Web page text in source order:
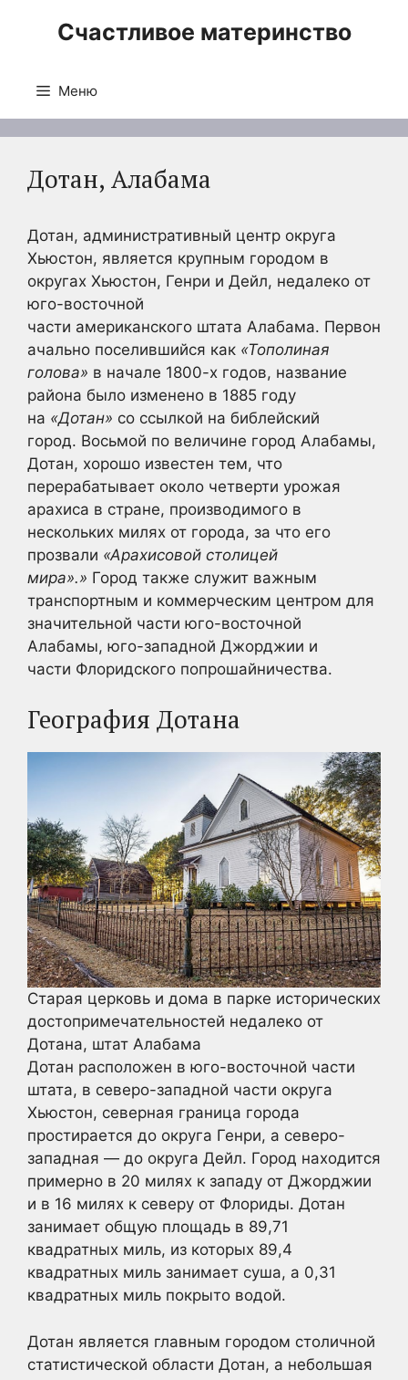
Счастливое материнство
Меню
Дотан, Алабама
Дотан, административный центр округа
Хьюстон, является крупным городом в
округах Хьюстон, Генри и Дейл, недалеко от
юго-восточной
части американского штата Алабама. Первон
ачально поселившийся как «Тополиная
голова» в начале 1800-х годов, название
района было изменено в 1885 году
на «Дотан» со ссылкой на библейский
город. Восьмой по величине город Алабамы,
Дотан, хорошо известен тем, что
перерабатывает около четверти урожая
арахиса в стране, производимого в
нескольких милях от города, за что его
прозвали «Арахисовой столицей
мира».» Город также служит важным
транспортным и коммерческим центром для
значительной части юго-восточной
Алабамы, юго-западной Джорджии и
части Флоридского попрошайничества.
География Дотана
Старая церковь и дома в парке исторических
достопримечательностей недалеко от
Дотана, штат Алабама
Дотан расположен в юго-восточной части
штата, в северо-западной части округа
Хьюстон, северная граница города
простирается до округа Генри, а северо-
западная — до округа Дейл. Город находится
примерно в 20 милях к западу от Джорджии
и в 16 милях к северу от Флориды. Дотан
занимает общую площадь в 89,71
квадратных миль, из которых 89,4
квадратных миль занимает суша, а 0,31
квадратных миль покрыто водой.
Дотан является главным городом столичной
статистической области Дотан, а небольшая